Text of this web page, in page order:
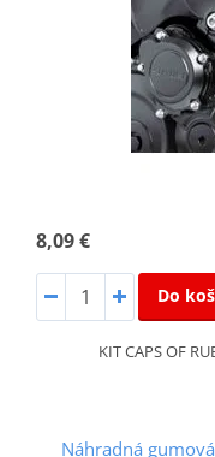
8,09 €
Do
KIT CAPS OF
Náhradná